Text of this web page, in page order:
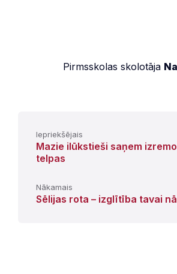
Pirmsskolas skolotāja
Iepriekšējais
Mazie ilūkstieši saņem
telpas
Nākamais
Sēlijas rota – izglītība tavai